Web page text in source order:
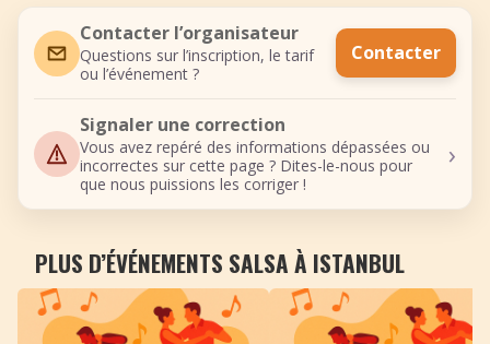
Contacter l’organisateur
Questions sur l’inscription, le tarif
ou l’événement ?
Contacter
Signaler une correction
Vous avez repéré des informations dépassées ou
incorrectes sur cette page ? Dites-le-nous pour
que nous puissions les corriger !
›
PLUS D’ÉVÉNEMENTS SALSA À ISTANBUL